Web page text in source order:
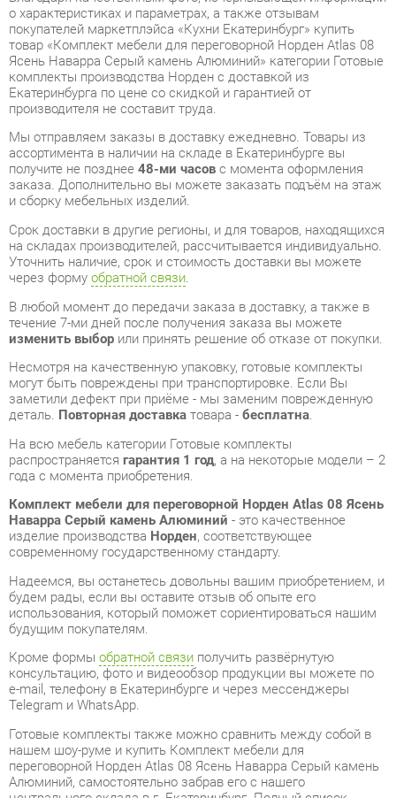
комплекты производства Норден с доставкой из
Екатеринбурга по цене со скидкой и гарантией от
производителя не составит труда.
Мы отправляем заказы в доставку ежедневно. Товары из
ассортимента в наличии на складе в Екатеринбурге вы
получите не позднее48-ми часовс момента оформления
заказа. Дополнительно вы можете заказать подъём на этаж
и сборку мебельных изделий.
Срок доставки в другие регионы, и для товаров, находящихся
на складах производителей, рассчитывается индивидуально.
Уточнить наличие, срок и стоимость доставки вы можете
через формуобратной связи.
В любой момент до передачи заказа в доставку, а также в
течение 7-ми дней после получения заказа вы можете
изменить выборили принять решение об отказе от покупки.
Несмотря на качественную упаковку, готовые комплекты
могут быть повреждены при транспортировке. Если Вы
заметили дефект при приёме - мы заменим поврежденную
деталь.Повторная доставкатовара -бесплатна.
На всю мебель категории Готовые комплекты
распространяетсягарантия 1 год, а на некоторые модели – 2
года с момента приобретения.
Комплект мебели для переговорной Норден Atlas 08 Ясень
Наварра Серый камень Алюминий
изделие производстваНорден, соответствующее
современному государственному стандарту.
будем рады, если вы оставите отзыв об опыте его
использования, который поможет сориентироваться нашим
будущим покупателям.
консультацию, фото и видеообзор продукции вы можете по
e-mail, телефону в Екатеринбурге и через мессенджеры
Telegram и WhatsApp.
Готовые комплекты также можно сравнить между собой в
нашем шоу-руме и купить Комплект мебели для
переговорной Норден Atlas 08 Ясень Наварра Серый камень
Алюминий, самостоятельно забрав его с нашего
центрального склада в г. Екатеринбург. Полный список
Стиль мебели
Современный
Толщина